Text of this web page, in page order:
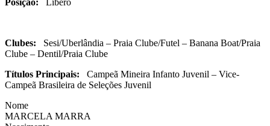
Clubes: Sesi/Uberlândia – Praia Clube/Futel – Banana Boat/Praia
Clube – Dentil/Praia Clube
Títulos Principais: Campeã Mineira Infanto Juvenil – Vice-
Campeã Brasileira de Seleções Juvenil
Nome
MARCELA MARRA